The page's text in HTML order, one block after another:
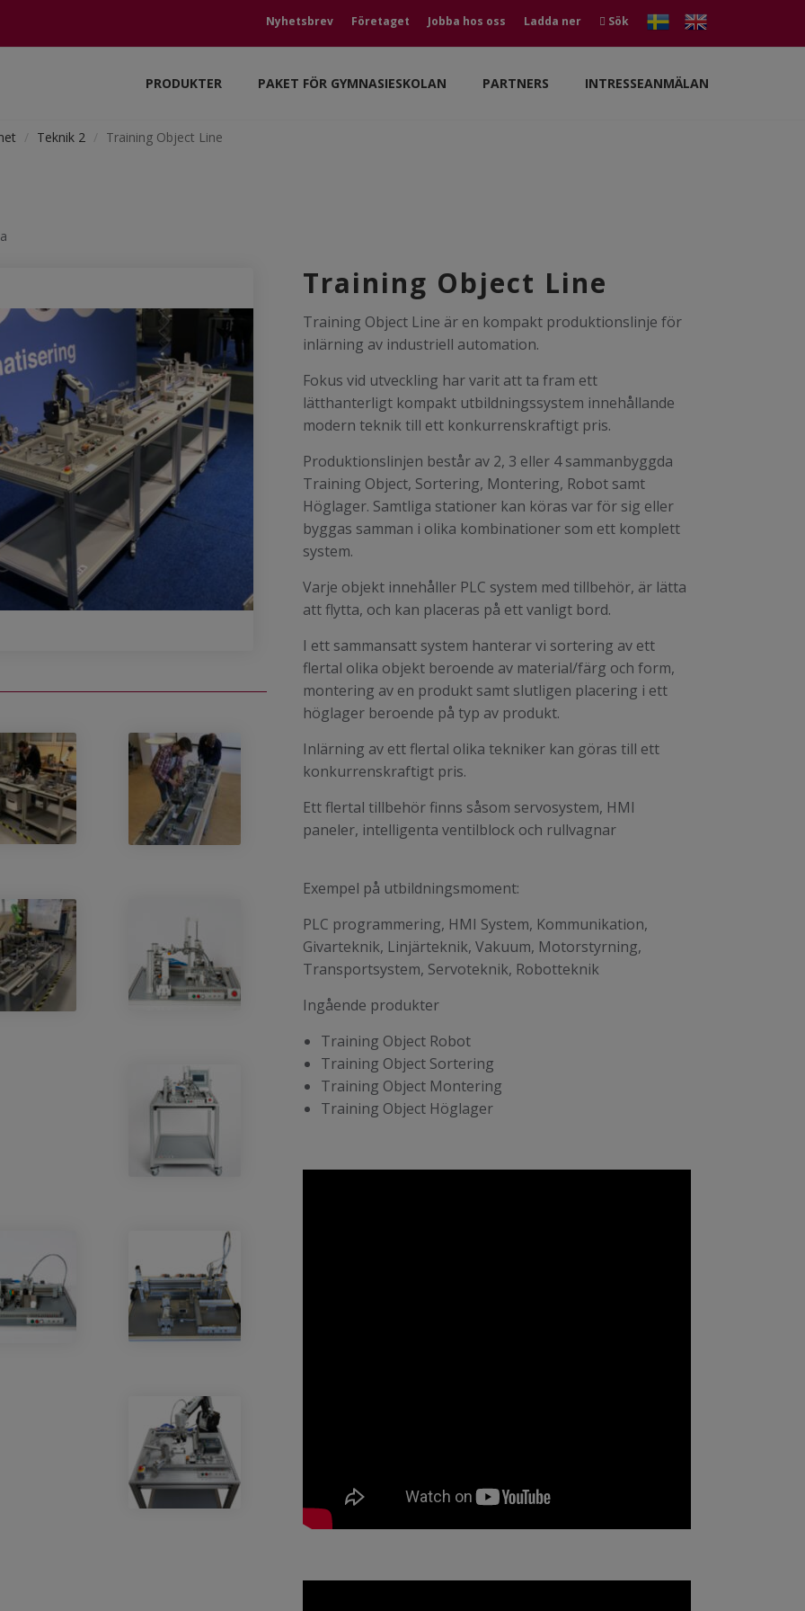
Nyhetsbrev Företaget Jobba hos oss Ladda ner Sök
PRODUKTER PAKET FÖR GYMNASIESKOLAN PARTNERS INTRESSEANMÄLAN
Teknik 2 Training Object Line
Training Object Line
Training Object Line är en kompakt produktionslinje för
inlärning av industriell automation.
Fokus vid utveckling har varit att ta fram ett
lätthanterligt kompakt utbildningssystem innehållande
modern teknik till ett konkurrenskraftigt pris.
Produktionslinjen består av 2, 3 eller 4 sammanbyggda
Training Object, Sortering, Montering, Robot samt
Höglager. Samtliga stationer kan köras var för sig eller
byggas samman i olika kombinationer som ett komplett
system.
Varje objekt innehåller PLC system med tillbehör, är lätta
att flytta, och kan placeras på ett vanligt bord.
I ett sammansatt system hanterar vi sortering av ett
flertal olika objekt beroende av material/färg och form,
montering av en produkt samt slutligen placering i ett
höglager beroende på typ av produkt.
Inlärning av ett flertal olika tekniker kan göras till ett
konkurrenskraftigt pris.
Ett flertal tillbehör finns såsom servosystem, HMI
paneler, intelligenta ventilblock och rullvagnar
Exempel på utbildningsmoment:
PLC programmering, HMI System, Kommunikation,
Givarteknik, Linjärteknik, Vakuum, Motorstyrning,
Transportsystem, Servoteknik, Robotteknik
Ingående produkter
Training Object Robot
Training Object Sortering
Training Object Montering
Training Object Höglager